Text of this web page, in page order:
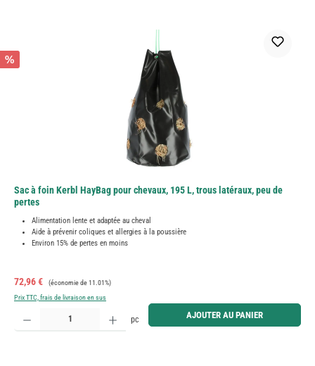
%
Sac à foin Kerbl HayBag pour chevaux, 195 L, trous latéraux, peu de
pertes
Alimentation lente et adaptée au cheval
Aide à prévenir coliques et allergies à la poussière
Environ 15% de pertes en moins
Prix de vente :
72,96 € Prix régulier :
(économie de 11.01%)
Prix TTC, frais de livraison en sus
Quantité de produit : Entrez la quantité souhaitée ou utilisez les boutons pour augmenter ou
pc AJOUTER AU PANIER